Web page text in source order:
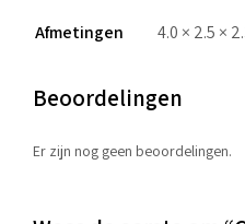
Afmetingen 4.0 × 2.5 ×
Beoordelingen
Er zijn nog geen beoordelingen.